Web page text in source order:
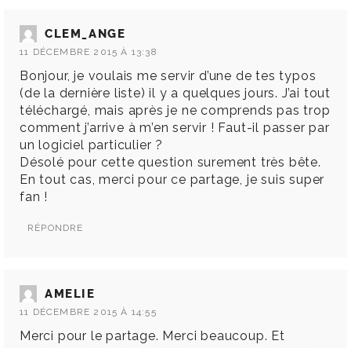
CLEM_ANGE
11 DÉCEMBRE 2015 À 13:38
Bonjour, je voulais me servir d’une de tes typos
(de la dernière liste) il y a quelques jours. J’ai tout
téléchargé, mais après je ne comprends pas trop
comment j’arrive à m’en servir ! Faut-il passer par
un logiciel particulier ?
Désolé pour cette question surement très bête.
En tout cas, merci pour ce partage, je suis super
fan !
RÉPONDRE
AMELIE
11 DÉCEMBRE 2015 À 14:55
Merci pour le partage. Merci beaucoup. Et